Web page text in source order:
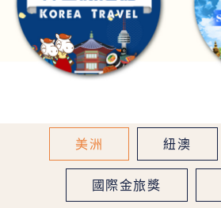
美洲 紐澳
國際金旅獎